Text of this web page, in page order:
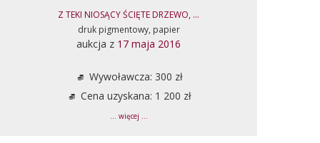
Z TEKI NIOSĄCY ŚCIĘTE DRZEWO, ...
druk pigmentowy, papier
aukcja z 17 maja 2016
Wywoławcza: 300 zł
Cena uzyskana: 1 200 zł
... więcej ...